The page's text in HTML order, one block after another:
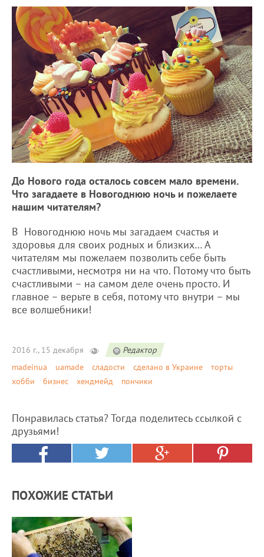
До Нового года осталось совсем мало времени.
Что загадаете в Новогоднюю ночь и пожелаете
нашим читателям?
В Новогоднюю ночь мы загадаем счастья и
здоровья для своих родных и близких… А
читателям мы пожелаем позволить себе быть
счастливыми, несмотря ни на что. Потому что быть
счастливыми – на самом деле очень просто. И
главное – верьте в себя, потому что внутри – мы
все волшебники!
2016 г., 15 декабря
Редактор
madeinua
uamade сладости сделано в Украине
торты
хобби
бизнес хендмейд пончики
Понравилась статья? Тогда поделитесь ссылкой с
друзьями!
ПОХОЖИЕ СТАТЬИ